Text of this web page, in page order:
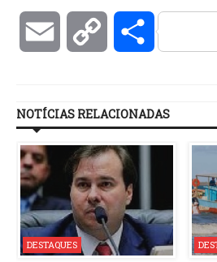
Email Copy
NOTÍCIAS RELACIONADAS
DESTAQUES